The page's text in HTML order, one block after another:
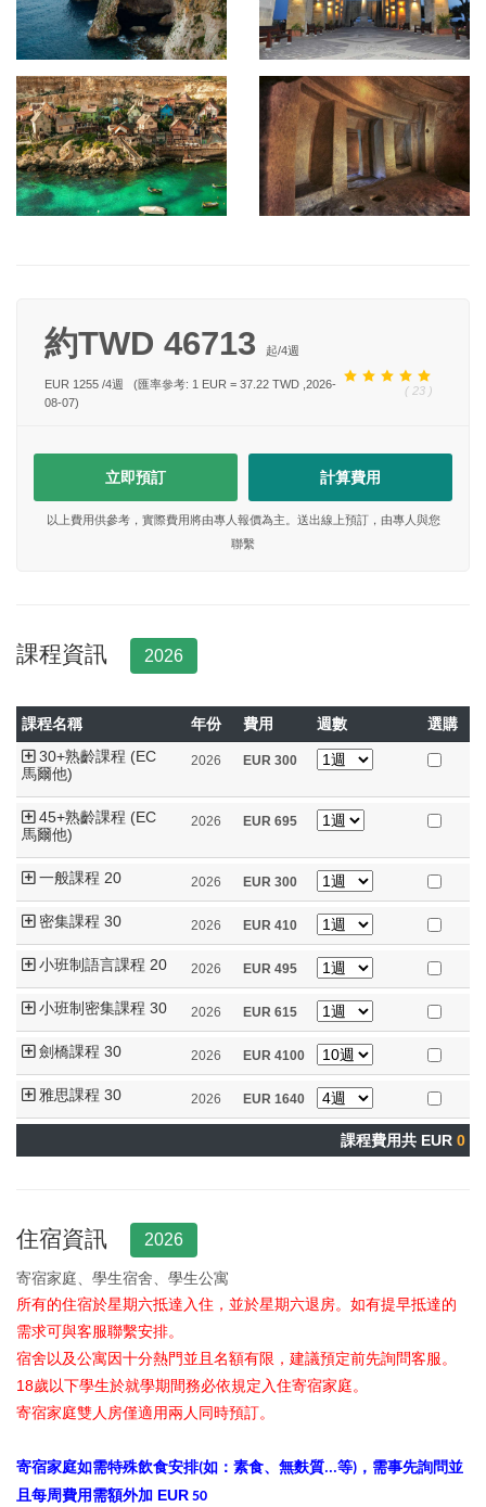
約TWD 46713 起/4週
EUR 1255 /4週 ( 23 )
(匯率參考: 1 EUR = 37.22 TWD ,2026-
08-07)
立即預訂 計算費用
以上費用供參考，實際費用將由專人報價為主。送出線上預訂，由專人與您
聯繫
課程資訊 2026
課程名稱 年份 費用 週數
選購
30+熟齡課程 (EC
馬爾他)
2026 EUR 300
45+熟齡課程 (EC
馬爾他)
2026 EUR 695
一般課程 20 2026 EUR 300
密集課程 30 2026 EUR 410
小班制語言課程 20 2026 EUR 495
小班制密集課程 30 2026 EUR 615
劍橋課程 30 2026 EUR 4100
雅思課程 30 2026 EUR 1640
課程費用共 EUR 0
住宿資訊 2026
寄宿家庭、學生宿舍、學生公寓
所有的住宿於星期六抵達入住，並於星期六退房。如有提早抵達的
需求可與客服聯繫安排。
宿舍以及公寓因十分熱門並且名額有限，建議預定前先詢問客服。
18歲以下學生於就學期間務必依規定入住寄宿家庭。
寄宿家庭雙人房僅適用兩人同時預訂。
寄宿家庭如需特殊飲食安排(如：素食、無麩質...等) ，需事先詢問並
且每周費用需額外加 EUR 50